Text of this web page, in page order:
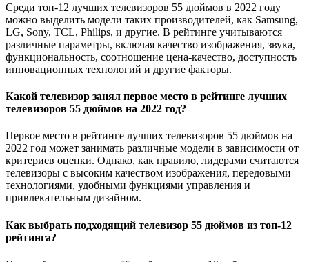
Среди топ-12 лучших телевизоров 55 дюймов в 2022 году
можно выделить модели таких производителей, как Samsung,
LG, Sony, TCL, Philips, и другие. В рейтинге учитываются
различные параметры, включая качество изображения, звука,
функциональность, соотношение цена-качество, доступность
инновационных технологий и другие факторы.
Какой телевизор занял первое место в рейтинге лучших
телевизоров 55 дюймов на 2022 год?
Первое место в рейтинге лучших телевизоров 55 дюймов на
2022 год может занимать различные модели в зависимости от
критериев оценки. Однако, как правило, лидерами считаются
телевизоры с высоким качеством изображения, передовыми
технологиями, удобными функциями управления и
привлекательным дизайном.
Как выбрать подходящий телевизор 55 дюймов из топ-12
рейтинга?